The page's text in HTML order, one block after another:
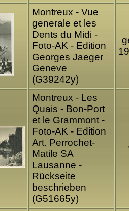
Montreux - Vue
generale et les
Dents du Midi -
Foto-AK - Edition
Georges Jaeger
Geneve
(G39242y)
Montreux - Les
Quais - Bon-Port
et le Grammont -
Foto-AK - Edition
Art. Perrochet-
Matile SA
Lausanne -
Rückseite
beschrieben
(G51665y)